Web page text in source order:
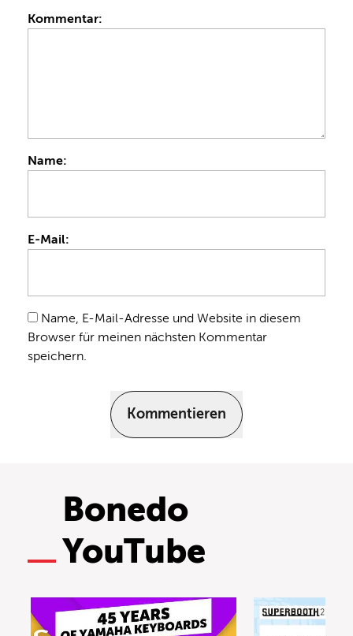
Kommentar:
Name:
E-Mail:
Name, E-Mail-Adresse und Website in diesem
Browser für meinen nächsten Kommentar
speichern.
Kommentieren
Bonedo
YouTube